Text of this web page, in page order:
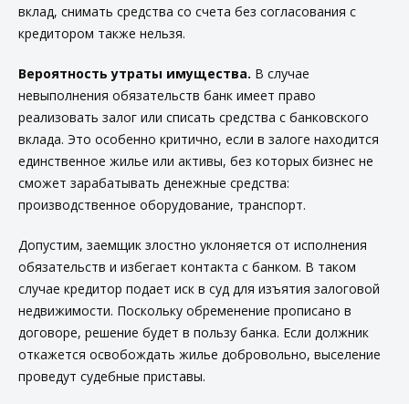
вклад, снимать средства со счета без согласования с
кредитором также нельзя.
Вероятность утраты имущества. В случае
невыполнения обязательств банк имеет право
реализовать залог или списать средства с банковского
вклада. Это особенно критично, если в залоге находится
единственное жилье или активы, без которых бизнес не
сможет зарабатывать денежные средства:
производственное оборудование, транспорт.
Допустим, заемщик злостно уклоняется от исполнения
обязательств и избегает контакта с банком. В таком
случае кредитор подает иск в суд для изъятия залоговой
недвижимости. Поскольку обременение прописано в
договоре, решение будет в пользу банка. Если должник
откажется освобождать жилье добровольно, выселение
проведут судебные приставы.